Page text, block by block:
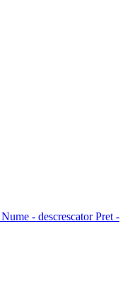
Nume - descrescatorPret -